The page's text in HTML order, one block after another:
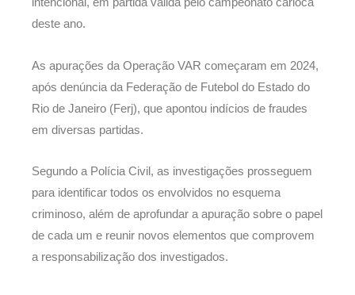
deste ano.
As apurações da Operação VAR começaram em 2024,
após denúncia da Federação de Futebol do Estado do
Rio de Janeiro (Ferj), que apontou indícios de fraudes
em diversas partidas.
Segundo a Polícia Civil, as investigações prosseguem
para identificar todos os envolvidos no esquema
criminoso, além de aprofundar a apuração sobre o papel
de cada um e reunir novos elementos que comprovem
a responsabilização dos investigados.